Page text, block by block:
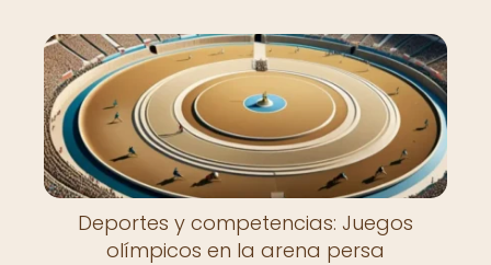
Deportes y competencias: Juegos
olímpicos en la arena persa